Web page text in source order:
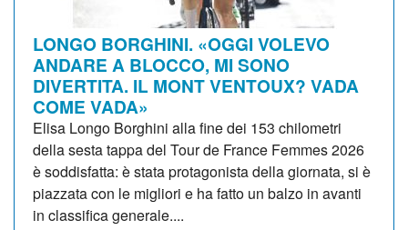
LONGO BORGHINI. «OGGI VOLEVO
ANDARE A BLOCCO, MI SONO
DIVERTITA. IL MONT VENTOUX? VADA
COME VADA»
Elisa Longo Borghini alla fine dei 153 chilometri
della sesta tappa del Tour de France Femmes 2026
è soddisfatta: è stata protagonista della giornata, si è
piazzata con le migliori e ha fatto un balzo in avanti
in classifica generale....